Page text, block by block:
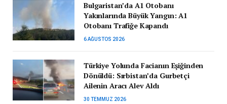
Bulgaristan’da A1 Otobanı
Yakınlarında Büyük Yangın: A1
Otobanı Trafiğe Kapandı
6 AĞUSTOS 2026
Türkiye Yolunda Facianın Eşiğinden
Dönüldü: Sırbistan’da Gurbetçi
Ailenin Aracı Alev Aldı
30 TEMMUZ 2026